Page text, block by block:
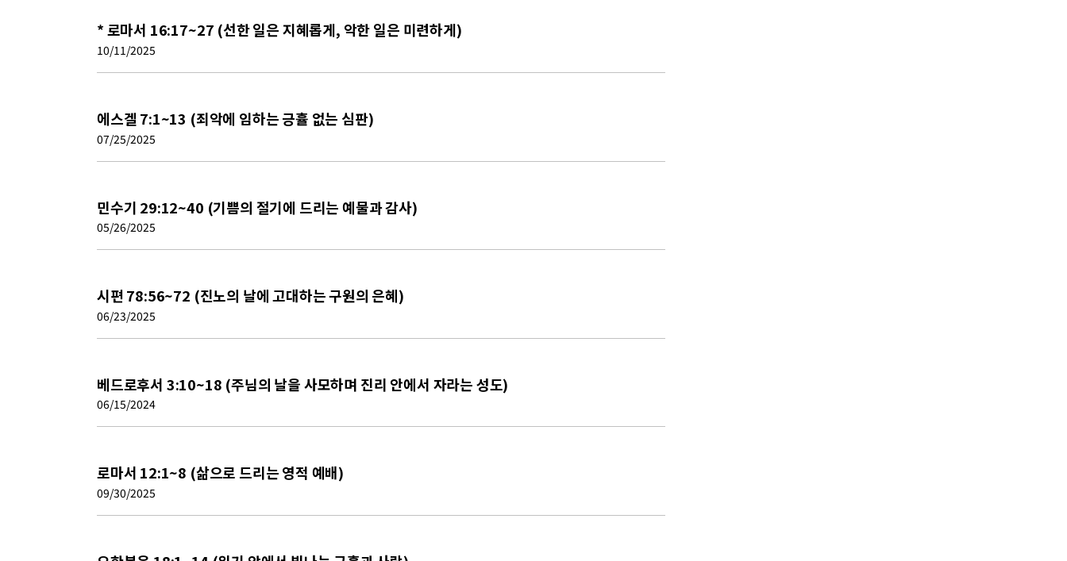
* 로마서 16:17~27 (선한 일은 지혜롭게, 악한 일은 미련하게)
10/11/2025
에스겔 7:1~13 (죄악에 임하는 긍휼 없는 심판)
07/25/2025
민수기 29:12~40 (기쁨의 절기에 드리는 예물과 감사)
05/26/2025
시편 78:56~72 (진노의 날에 고대하는 구원의 은혜)
06/23/2025
베드로후서 3:10~18 (주님의 날을 사모하며 진리 안에서 자라는 성도)
06/15/2024
로마서 12:1~8 (삶으로 드리는 영적 예배)
09/30/2025